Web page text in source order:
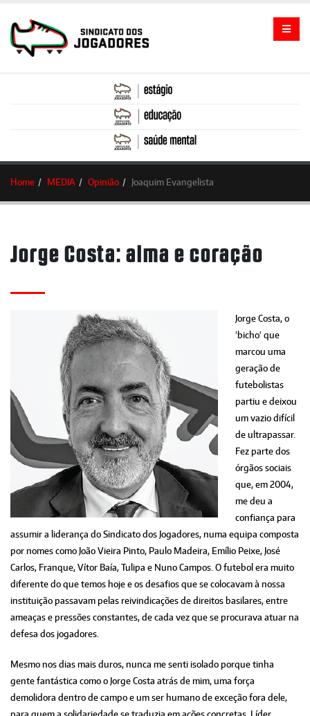
Home MEDIA Opinião Joaquim Evangelista
Jorge Costa: alma e coração
Jorge Costa, o
'bicho' que
marcou uma
geração de
futebolistas
partiu e deixou
um vazio difícil
de ultrapassar.
Fez parte dos
órgãos sociais
que, em 2004,
me deu a
confiança para
assumir a liderança do Sindicato dos Jogadores, numa equipa composta
por nomes como João Vieira Pinto, Paulo Madeira, Emílio Peixe, José
Carlos, Franque, Vítor Baía, Tulipa e Nuno Campos. O futebol era muito
diferente do que temos hoje e os desafios que se colocavam à nossa
instituição passavam pelas reivindicações de direitos basilares, entre
ameaças e pressões constantes, de cada vez que se procurava atuar na
defesa dos jogadores.
Mesmo nos dias mais duros, nunca me senti isolado porque tinha
gente fantástica como o Jorge Costa atrás de mim, uma força
demolidora dentro de campo e um ser humano de exceção fora dele,